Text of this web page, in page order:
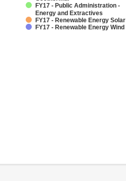
FY17 - Public Administration -
Energy and Extractives
FY17 - Renewable Energy Solar
FY17 - Renewable Energy Wind